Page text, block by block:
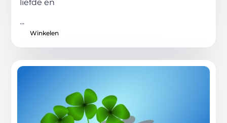
liefde en
...
Winkelen